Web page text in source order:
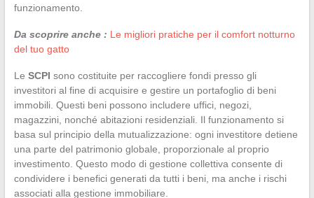
funzionamento.
Da scoprire anche : Le migliori pratiche per il comfort notturno
del tuo gatto
Le SCPI sono costituite per raccogliere fondi presso gli
investitori al fine di acquisire e gestire un portafoglio di beni
immobili. Questi beni possono includere uffici, negozi,
magazzini, nonché abitazioni residenziali. Il funzionamento si
basa sul principio della mutualizzazione: ogni investitore detiene
una parte del patrimonio globale, proporzionale al proprio
investimento. Questo modo di gestione collettiva consente di
condividere i benefici generati da tutti i beni, ma anche i rischi
associati alla gestione immobiliare.